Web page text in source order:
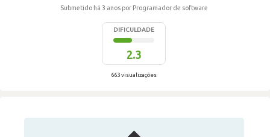
Submetido há 3 anos por Programador de software
DIFICULDADE
2.3
663 visualizações